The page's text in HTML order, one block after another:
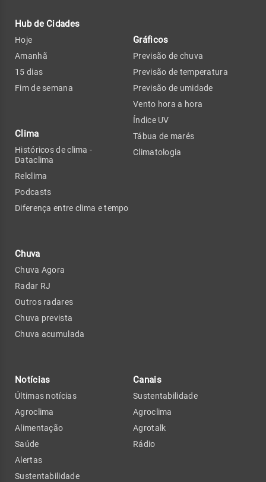
Hub de Cidades
Hoje
Amanhã
15 dias
Fim de semana
Clima
Históricos de clima -
Dataclima
Relclima
Podcasts
Diferença entre clima e tempo
Chuva
Chuva Agora
Radar RJ
Outros radares
Chuva prevista
Chuva acumulada
Gráficos
Previsão de chuva
Previsão de temperatura
Previsão de umidade
Vento hora a hora
Índice UV
Tábua de marés
Climatologia
Notícias
Últimas notícias
Agroclima
Alimentação
Saúde
Alertas
Sustentabilidade
Canais
Sustentabilidade
Agroclima
Agrotalk
Rádio